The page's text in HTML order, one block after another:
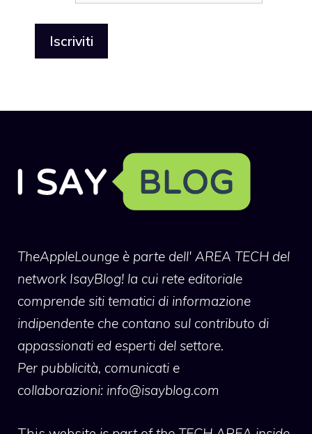
TheAppleLounge è parte dell' AREA TECH del
network IsayBlog! la cui rete editoriale
comprende siti tematici di informazione
indipendente che contano sul contributo di
appassionati ed esperti del settore.
Per pubblicità, comunicati e
collaborazioni: info@isayblog.com